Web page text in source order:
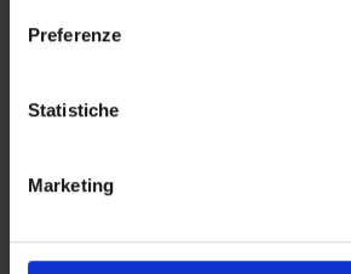
Preferenze
Statistiche
Marketing
Hai dubbi su come
comuni, per aiutarti a
migliorare) il tuo